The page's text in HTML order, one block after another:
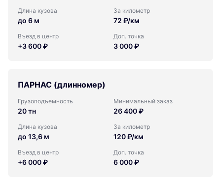
Длина кузова
до 6 м
За километр
72 ₽/км
Въезд в центр
+3 600 ₽
Доп. точка
3 000 ₽
ПАРНАС (длинномер)
Грузоподъемность
20 тн
Минимальный заказ
26 400 ₽
Длина кузова
до 13,6 м
За километр
120 ₽/км
Въезд в центр
+6 000 ₽
Доп. точка
6 000 ₽